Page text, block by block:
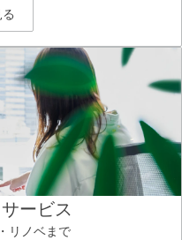
ービス
リノベまで